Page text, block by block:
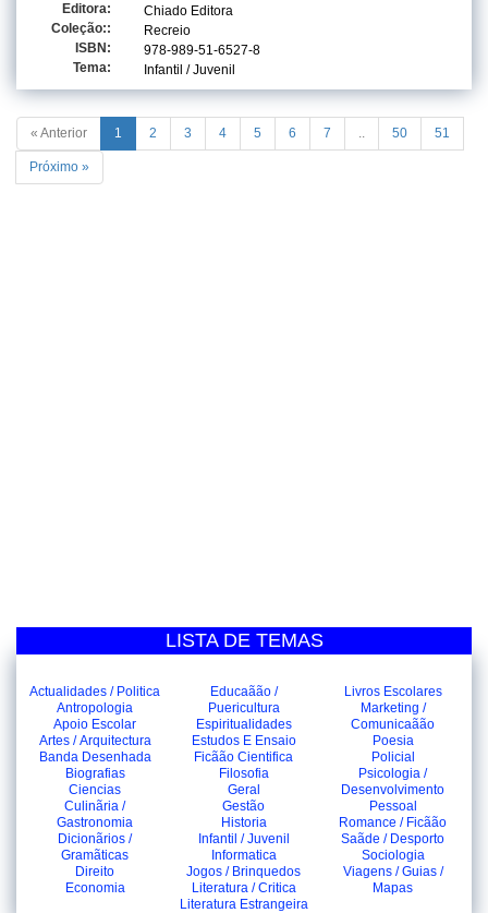
Editora:
Chiado Editora
Coleção::
Recreio
ISBN:
978-989-51-6527-8
Tema:
Infantil / Juvenil
« Anterior 1 2 3 4 5 6 7 .. 50 51
Próximo »
LISTA DE TEMAS
Actualidades / Politica
Antropologia
Apoio Escolar
Artes / Arquitectura
Banda Desenhada
Biografias
Ciencias
Culinãria /
Gastronomia
Dicionãrios /
Gramãticas
Direito
Economia
Educaãão /
Puericultura
Espiritualidades
Estudos E Ensaio
Ficãão Cientifica
Filosofia
Geral
Gestão
Historia
Infantil / Juvenil
Informatica
Jogos / Brinquedos
Literatura / Critica
Literatura Estrangeira
Livros Escolares
Marketing /
Comunicaãão
Poesia
Policial
Psicologia /
Desenvolvimento
Pessoal
Romance / Ficãão
Saãde / Desporto
Sociologia
Viagens / Guias /
Mapas